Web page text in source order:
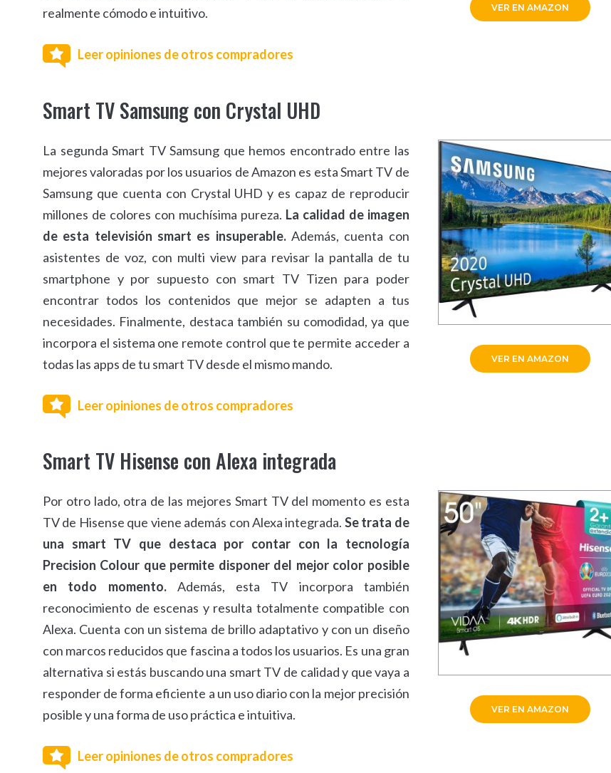
VER EN AMAZON
realmente cómodo e intuitivo.
Leer opiniones de otros compradores
Smart TV Samsung con Crystal UHD
VER EN AMAZON
La segunda Smart TV Samsung que hemos encontrado entre las
mejores valoradas por los usuarios de Amazon es esta Smart TV de
Samsung que cuenta con Crystal UHD y es capaz de reproducir
millones de colores con muchísima pureza. La calidad de imagen
de esta televisión smart es insuperable.Además, cuenta con
asistentes de voz, con multi view para revisar la pantalla de tu
smartphone y por supuesto con smart TV Tizen para poder
encontrar todos los contenidos que mejor se adapten a tus
necesidades. Finalmente, destaca también su comodidad, ya que
incorpora el sistema one remote control que te permite acceder a
todas las apps de tu smart TV desde el mismo mando.
Leer opiniones de otros compradores
Smart TV Hisense con Alexa integrada
VER EN AMAZON
Por otro lado, otra de las mejores Smart TV del momento es esta
TV de Hisense que viene además con Alexa integrada. Se trata de
una smart TV que destaca por contar con la tecnología
Precision Colour que permite disponer del mejor color posible
en todo momento.Además, esta TV incorpora también
reconocimiento de escenas y resulta totalmente compatible con
Alexa. Cuenta con un sistema de brillo adaptativo y con un diseño
con marcos reducidos que fascina a todos los usuarios. Es una gran
alternativa si estás buscando una smart TV de calidad y que vaya a
responder de forma eficiente a un uso diario con la mejor precisión
posible y una forma de uso práctica e intuitiva.
Leer opiniones de otros compradores